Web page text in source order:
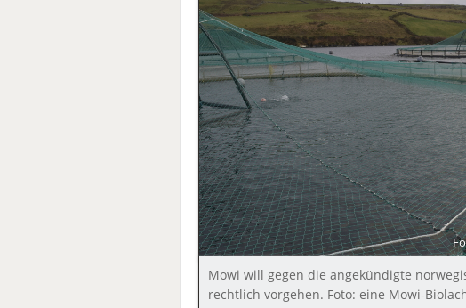
Mowi will gegen die angekündigte
rechtlich vorgehen. Foto: eine Mowi-